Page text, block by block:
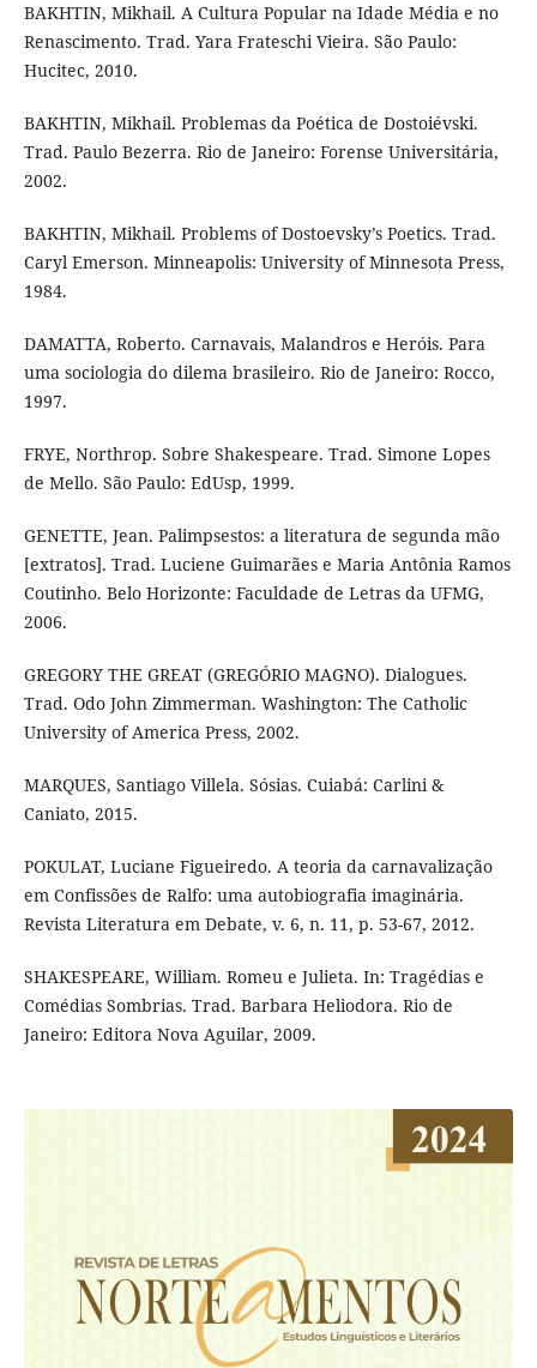
BAKHTIN, Mikhail. A Cultura Popular na Idade Média e no
Renascimento. Trad. Yara Frateschi Vieira. São Paulo:
Hucitec, 2010.
BAKHTIN, Mikhail. Problemas da Poética de Dostoiévski.
Trad. Paulo Bezerra. Rio de Janeiro: Forense Universitária,
2002.
BAKHTIN, Mikhail. Problems of Dostoevsky’s Poetics. Trad.
Caryl Emerson. Minneapolis: University of Minnesota Press,
1984.
DAMATTA, Roberto. Carnavais, Malandros e Heróis. Para
uma sociologia do dilema brasileiro. Rio de Janeiro: Rocco,
1997.
FRYE, Northrop. Sobre Shakespeare. Trad. Simone Lopes
de Mello. São Paulo: EdUsp, 1999.
GENETTE, Jean. Palimpsestos: a literatura de segunda mão
[extratos]. Trad. Luciene Guimarães e Maria Antônia Ramos
Coutinho. Belo Horizonte: Faculdade de Letras da UFMG,
2006.
GREGORY THE GREAT (GREGÓRIO MAGNO). Dialogues.
Trad. Odo John Zimmerman. Washington: The Catholic
University of America Press, 2002.
MARQUES, Santiago Villela. Sósias. Cuiabá: Carlini &
Caniato, 2015.
POKULAT, Luciane Figueiredo. A teoria da carnavalização
em Confissões de Ralfo: uma autobiografia imaginária.
Revista Literatura em Debate, v. 6, n. 11, p. 53-67, 2012.
SHAKESPEARE, William. Romeu e Julieta. In: Tragédias e
Comédias Sombrias. Trad. Barbara Heliodora. Rio de
Janeiro: Editora Nova Aguilar, 2009.